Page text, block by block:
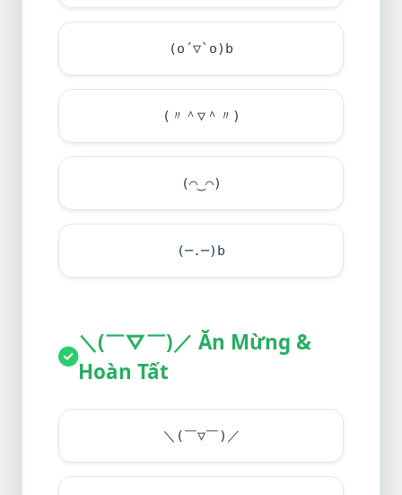
(o´▽`o)b
(〃＾▽＾〃)
(⌒‿⌒)
(─.─)b
＼(￣▽￣)／ Ăn Mừng &
Hoàn Tất
＼(￣▽￣)／